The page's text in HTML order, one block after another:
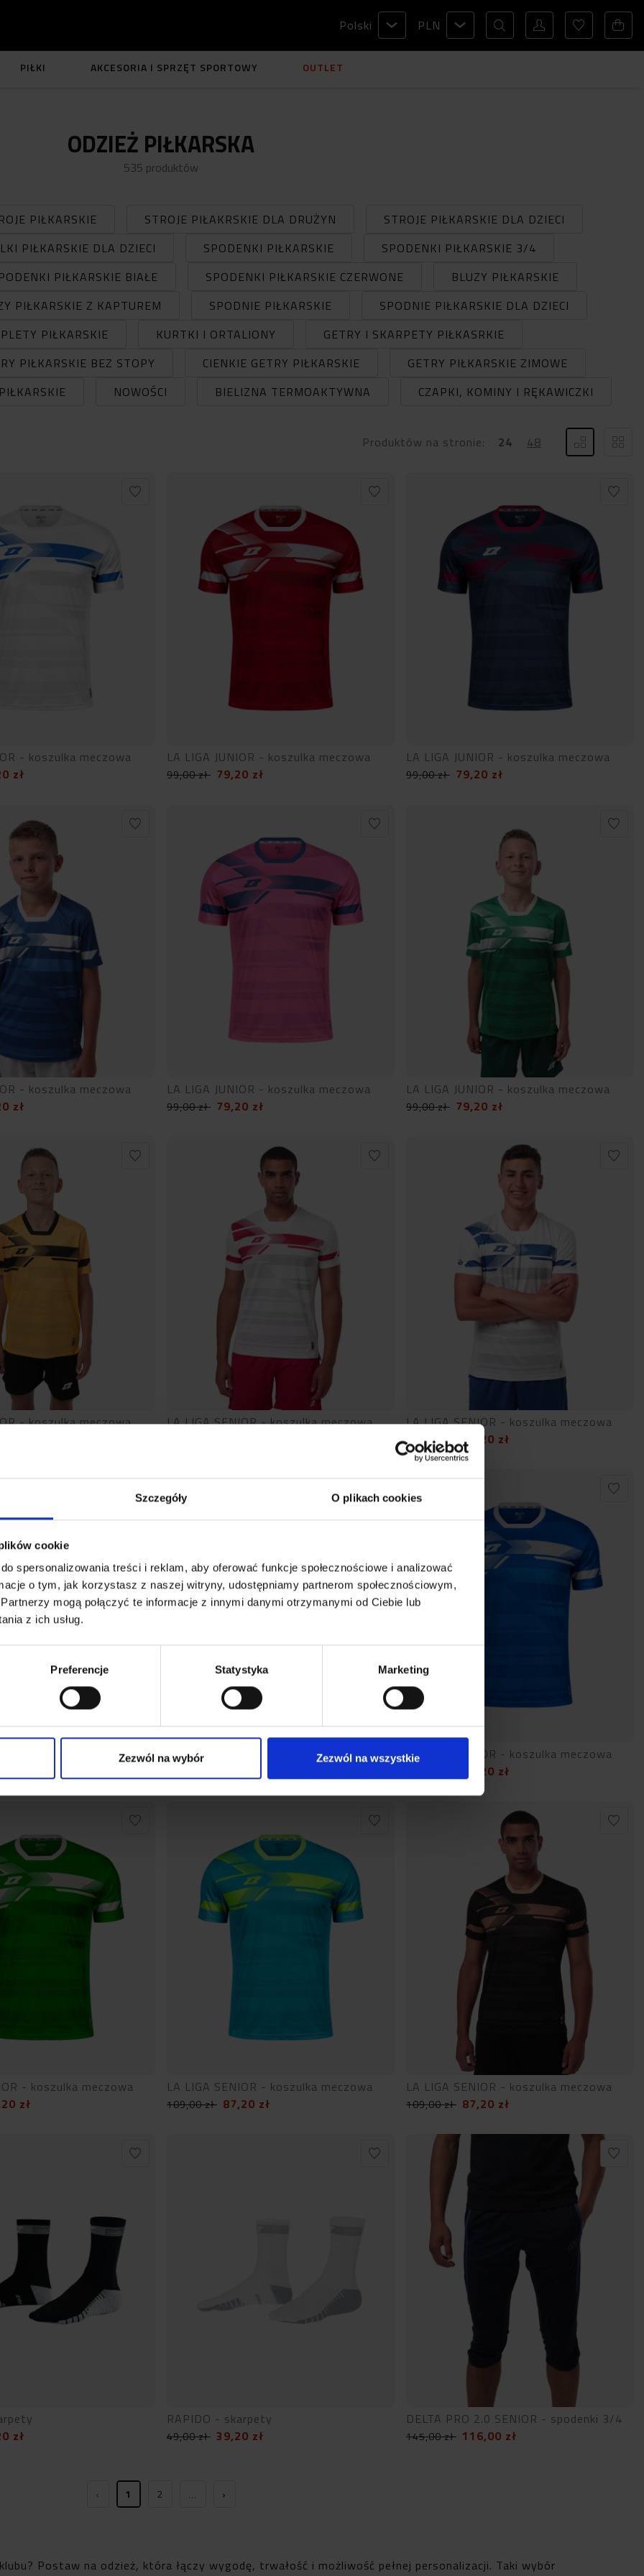
Szczegóły O plikach cookies
cookie
spersonalizowania treści i reklam, aby oferować funkcje społecznościowe i analizować
o tym, jak korzystasz z naszej witryny, udostępniamy partnerom społecznościowym,
mogą połączyć te informacje z innymi danymi otrzymanymi od Ciebie lub
z ich usług.
Preferencje Statystyka Marketing
Zezwól na wybór Zezwól na wszystkie
Polski PLN
PIŁKI AKCESORIA I SPRZĘT SPORTOWY OUTLET
ODZIEŻ PIŁKARSKA
535 produktów
PIŁKARSKIE STROJE PIŁAKRSKIE DLA DRUŻYN
STROJE PIŁKARSKIE DLA DZIECI
PIŁKARSKIE DLA DZIECI SPODENKI PIŁKARSKIE
SPODENKI PIŁKARSKIE 3/4
PIŁKARSKIE BIAŁE SPODENKI PIŁKARSKIE CZERWONE
BLUZY PIŁKARSKIE
PIŁKARSKIE Z KAPTUREM SPODNIE PIŁKARSKIE
SPODNIE PIŁKARSKIE DLA DZIECI
PIŁKARSKIE KURTKI I ORTALIONY
GETRY I SKARPETY PIŁKASRKIE
PIŁKARSKIE BEZ STOPY CIENKIE GETRY PIŁKARSKIE
GETRY PIŁKARSKIE ZIMOWE
NOWOŚCI BIELIZNA TERMOAKTYWNA CZAPKI, KOMINY I RĘKAWICZKI
Produktów na stronie: 24 48
- koszulka meczowa
zł
LA LIGA JUNIOR - koszulka meczowa
99,00zł 79,20 zł
LA LIGA JUNIOR - koszulka meczowa
99,00zł 79,20 zł
- koszulka meczowa
zł
LA LIGA JUNIOR - koszulka meczowa
99,00zł 79,20 zł
LA LIGA JUNIOR - koszulka meczowa
99,00zł 79,20 zł
- koszulka meczowa LA LIGA SENIOR - koszulka meczowa LA LIGA SENIOR - koszulka meczowa
109,00 zł 87,20 zł
- koszulka meczowa LA LIGA SENIOR - koszulka meczowa LA LIGA SENIOR - koszulka meczowa
87,20 zł
- koszulka meczowa
zł
LA LIGA SENIOR - koszulka meczowa
109,00zł 87,20 zł
LA LIGA SENIOR - koszulka meczowa
109,00zł 87,20 zł
zł
RAPIDO - skarpety
49,00zł 39,20 zł
DELTA PRO 2.0 SENIOR - spodenki 3/4
145,00zł 116,00 zł
‹ 1 2 … ›
Postaw na odzież, która łączy wygodę, trwałość i możliwość pełnej personalizacji. Taki wybór